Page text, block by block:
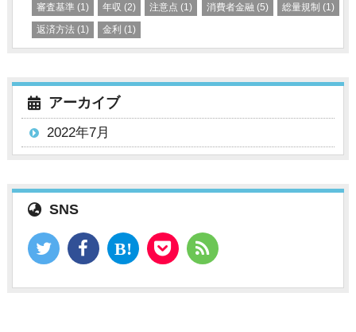
審査基準 (1) 年収 (2) 注意点 (1) 消費者金融 (5) 総量規制 (1)
返済方法 (1) 金利 (1)
アーカイブ
2022年7月
SNS